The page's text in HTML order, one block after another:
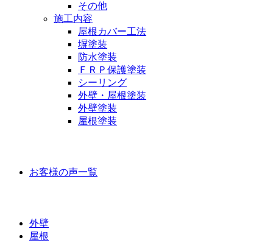
その他
施工内容
屋根カバー工法
塀塗装
防水塗装
ＦＲＰ保護塗装
シーリング
外壁・屋根塗装
外壁塗装
屋根塗装
お客様の声一覧
外壁
屋根